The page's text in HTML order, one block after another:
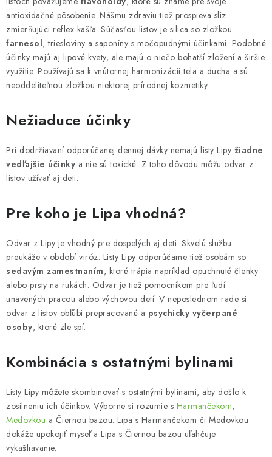
p
i
s
u
antioxidačné pôsobenie. Nášmu zdraviu tiež prospieva sliz
zmierňujúci reflex kašľa. Súčasťou listov je silica so zložkou
farnesol, triesloviny a saponíny s močopudnými účinkami. Podobné
účinky majú aj lipové kvety, ale majú o niečo bohatší zložení a širšie
využitie. Používajú sa k vnútornej harmonizácii tela a ducha a sú
neoddeliteľnou zložkou niektorej prírodnej kozmetiky.
Nežiaduce účinky
Pri dodržiavaní odporúčanej dennej dávky nemajú listy Lipy žiadne
vedľajšie účinky a nie sú toxické. Z toho dôvodu môžu odvar z
listov užívať aj deti.
Pre koho je Lipa vhodná?
Odvar z Lipy je vhodný pre dospelých aj deti. Skvelú službu
preukáže v období viróz. Listy Lipy odporúčame tiež osobám so
sedavým zamestnaním, ktoré trápia napríklad opuchnuté členky
alebo prsty na rukách. Odvar je tiež pomocníkom pre ľudí
unavených pracou alebo výchovou detí. V neposlednom rade si
odvar z listov obľúbi prepracované a psychicky vyčerpané
osoby, ktoré zle spí.
Kombinácia s ostatnými bylinami
Listy Lipy môžete skombinovať s ostatnými bylinami, aby došlo k
zosilneniu ich účinkov. Výborne si rozumie s Harmančekom,
Medovkou a Čiernou bazou. Lipa s Harmančekom či Medovkou
dokáže upokojiť myseľ a Lipa s Čiernou bazou uľahčuje
vykašliavanie.